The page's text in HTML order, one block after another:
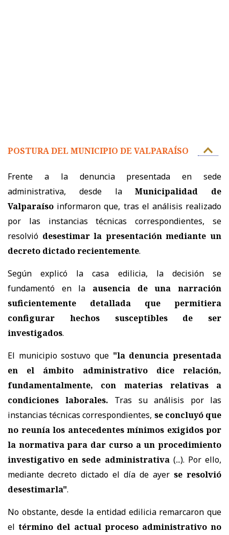
POSTURA DEL MUNICIPIO DE VALPARAÍSO
Frente a la denuncia presentada en sede
administrativa, desde laMunicipalidad de
Valparaíso informaron que, tras el análisis realizado
por las instancias técnicas correspondientes, se
resolvió desestimar la presentación mediante un
decreto dictado recientemente.
Según explicó la casa edilicia, la decisión se
fundamentó en la ausencia de una narración
suficientemente detallada que permitiera
configurar hechos susceptibles de ser
investigados.
El municipio sostuvo que "la denuncia presentada
en el ámbito administrativo dice relación,
fundamentalmente, con materias relativas a
condiciones laborales. Tras su análisis por las
instancias técnicas correspondientes, se concluyó que
no reunía los antecedentes mínimos exigidos por
la normativa para dar curso a un procedimiento
investigativo en sede administrativa(...). Por ello,
mediante decreto dictado el día de ayer se resolvió
desestimarla".
No obstante, desde la entidad edilicia remarcaron que
eltérmino del actual proceso administrativo no